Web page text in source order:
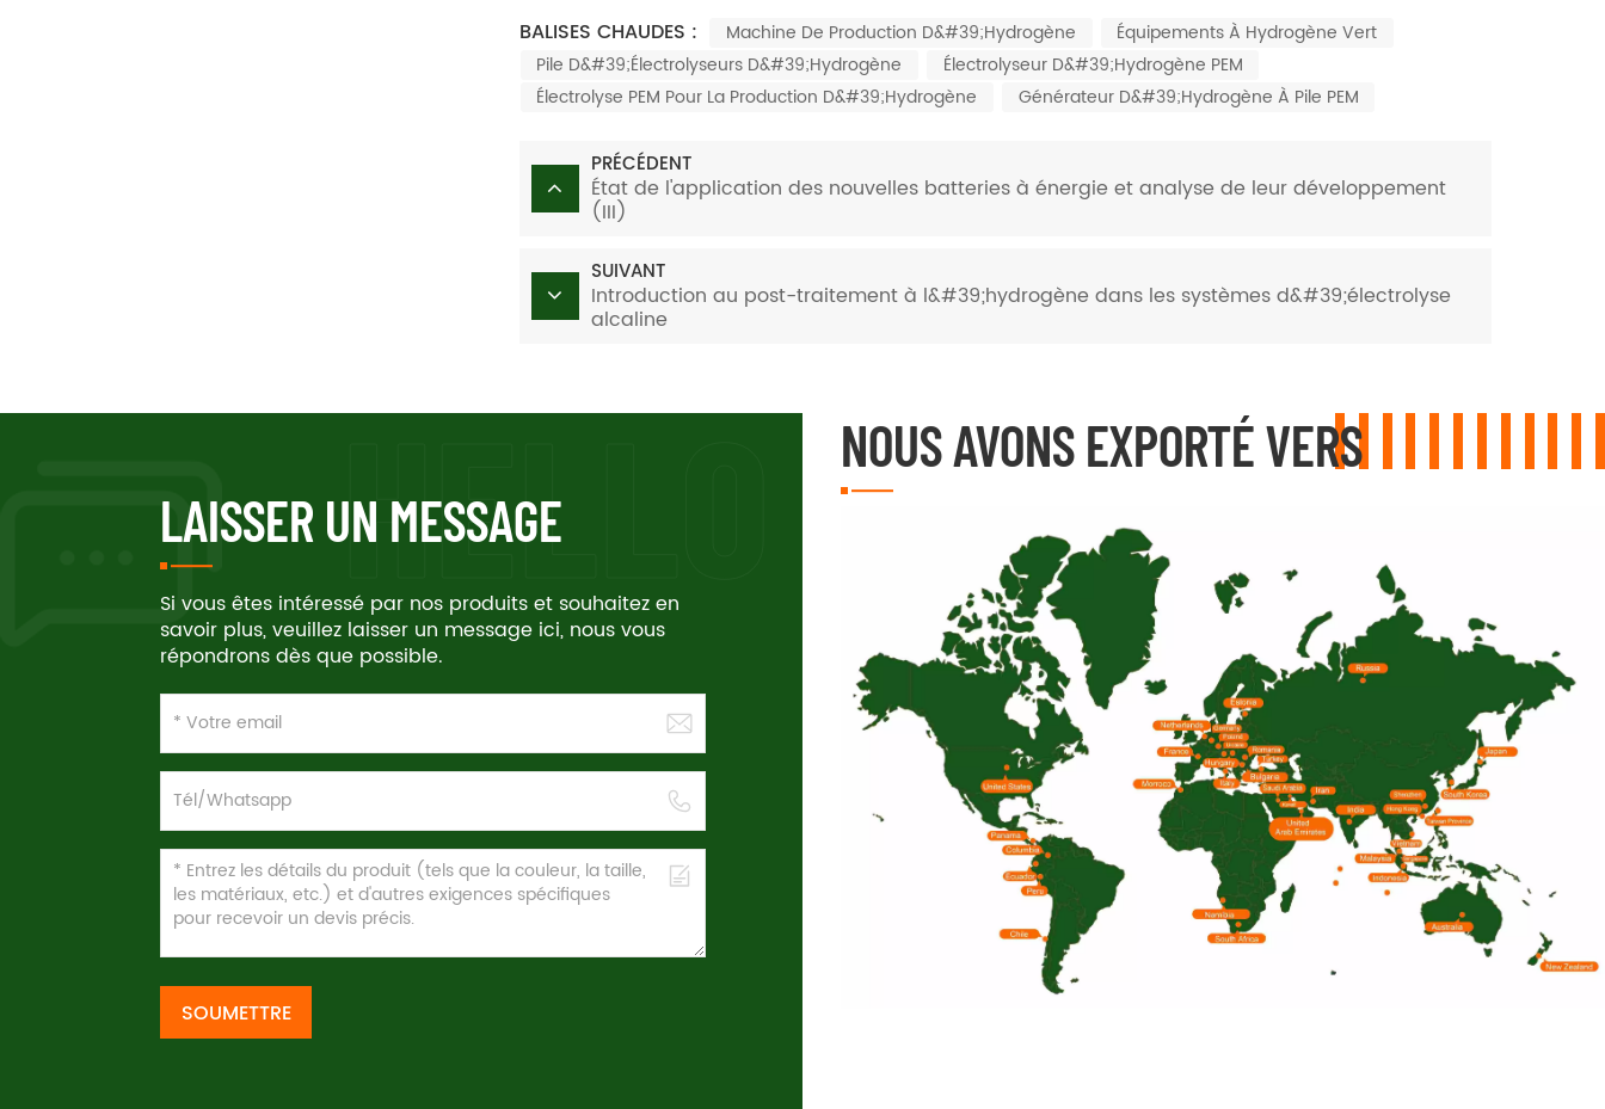
BALISES CHAUDES :
Machine De Production D&#39;hydrogène
Équipements À Hydrogène Vert
Pile D&#39;électrolyseurs D&#39;hydrogène
Électrolyseur D&#39;hydrogène PEM
Électrolyse PEM Pour La Production D&#39;hydrogène
Générateur D&#39;hydrogène À Pile PEM
PRÉCÉDENT
État de l'application des nouvelles batteries à énergie et analyse de leur développement
(III)
SUIVANT
Introduction au post-traitement à l&#39;hydrogène dans les systèmes d&#39;électrolyse
alcaline
LAISSER UN MESSAGE
Si vous êtes intéressé par nos produits et souhaitez en
savoir plus, veuillez laisser un message ici, nous vous
répondrons dès que possible.
SOUMETTRE
NOUS AVONS EXPORTÉ VERS